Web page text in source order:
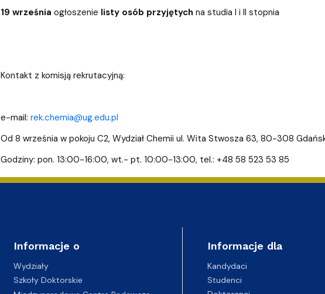
19 września ogłoszenie listy osób przyjętych na studia I i II stopnia
Kontakt z komisją rekrutacyjną:
e-mail: rek.chemia@ug.edu.pl
Od 8 września w pokoju C2, Wydział Chemii ul. Wita Stwosza 63, 80-308
Godziny: pon. 13:00-16:00, wt.- pt. 10:00-13:00, tel.: +48 58 523 53 85
Informacje o
Wydziały
Szkoły Doktorskie
Informacje dla
Kandydaci
Studenci